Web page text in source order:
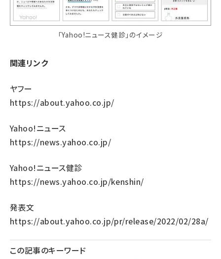
「Yahoo!ニュース健診」のイメージ
関連リンク
ヤフー
https://about.yahoo.co.jp/
Yahoo!ニュース
https://news.yahoo.co.jp/
Yahoo!ニュース健診
https://news.yahoo.co.jp/kenshin/
発表文
https://about.yahoo.co.jp/pr/release/2022/02/28a/
この記事のキーワード